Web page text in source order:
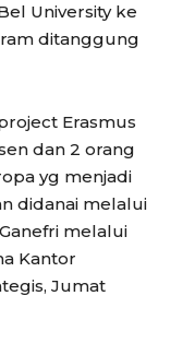
University ke
ditanggung
Erasmus
dan 2 orang
yg menjadi
didanai melalui
melalui
Kantor
Jumat